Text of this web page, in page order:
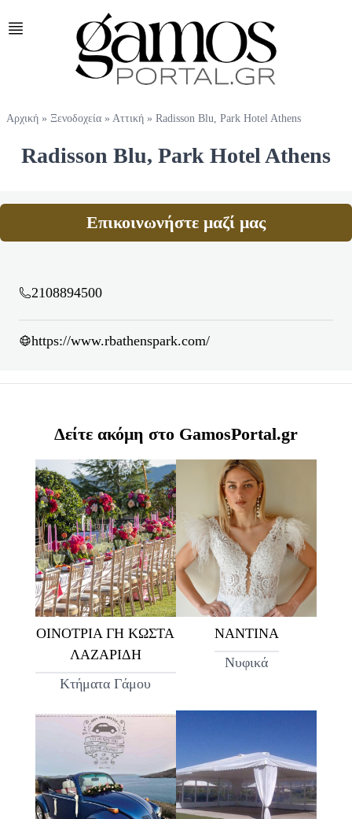
Αρχική » Ξενοδοχεία » Αττική » Radisson Blu, Park Hotel Athens
Radisson Blu, Park Hotel Athens
Επικοινωνήστε μαζί μας
2108894500
https://www.rbathenspark.com/
Δείτε ακόμη στο GamosPortal.gr
ΟΙΝΟΤΡΙΑ ΓΗ ΚΩΣΤΑ
ΛΑΖΑΡΙΔΗ
Κτήματα Γάμου
ΝΑΝΤΙΝΑ
Νυφικά